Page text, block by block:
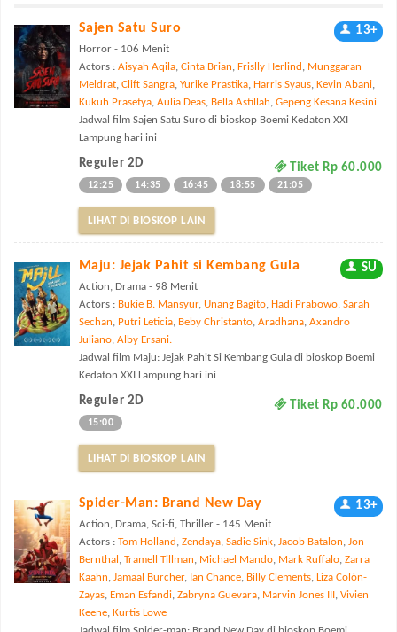
Sajen Satu Suro 13+
Horror - 106 Menit
Actors : Aisyah Aqila, Cinta Brian, Frislly Herlind , Munggaran
Meldrat, Clift Sangra, Yurike Prastika, Harris Syaus, Kevin Abani,
Kukuh Prasetya, Aulia Deas, Bella Astillah, Gepeng Kesana Kesini
Jadwal film Sajen Satu Suro di bioskop Boemi Kedaton XXI
Lampung hari ini
Reguler 2D Tiket Rp 60.000
12:25 14:35 16:45 18:55 21:05
LIHAT DI BIOSKOP LAIN
Maju: Jejak Pahit si Kembang Gula SU
Action, Drama - 98 Menit
Actors : Bukie B. Mansyur, Unang Bagito, Hadi Prabowo, Sarah
Sechan, Putri Leticia, Beby Christanto, Aradhana, Axandro
Juliano, Alby Ersani.
Jadwal film Maju: Jejak Pahit Si Kembang Gula di bioskop Boemi
Kedaton XXI Lampung hari ini
Reguler 2D Tiket Rp 60.000
15:00
LIHAT DI BIOSKOP LAIN
Spider-Man: Brand New Day 13+
Action, Drama, Sci-fi, Thriller - 145 Menit
Actors : Tom Holland , Zendaya, Sadie Sink, Jacob Batalon, Jon
Bernthal , Tramell Tillman, Michael Mando, Mark Ruffalo, Zarra
Kaahn, Jamaal Burcher, Ian Chance, Billy Clements, Liza Colón-
Zayas, Eman Esfandi, Zabryna Guevara, Marvin Jones III, Vivien
Keene, Kurtis Lowe